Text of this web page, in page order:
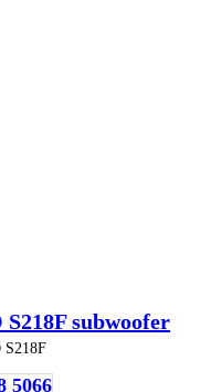
subwoofer
S218F
5066